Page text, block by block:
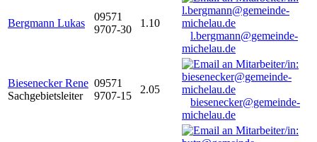
Bergmann Lukas
09571
9707-30
1.10
l.bergmann@gemeinde-
michelau.de
Biesenecker Rene
Sachgebietsleiter
09571
9707-15
2.05
biesenecker@gemeinde-
michelau.de